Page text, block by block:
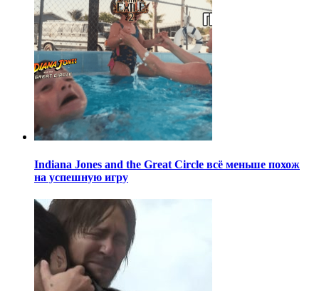
Indiana Jones and the Great Circle всё меньше похож
на успешную игру